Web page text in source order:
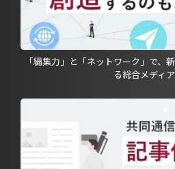
「編集力」と「ネットワーク」で、
る総合メディ